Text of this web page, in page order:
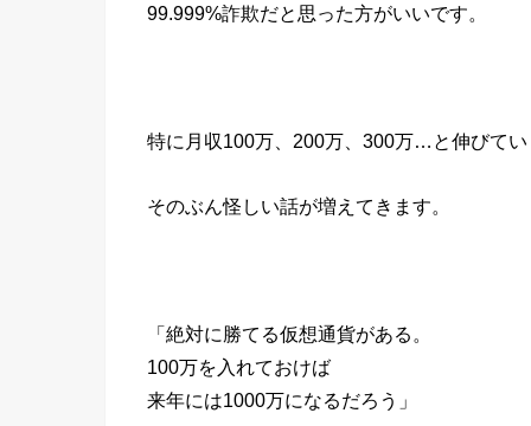
99.999%詐欺だと思った方がいいです。
特に月収100万、200万、300万…と伸びてい
そのぶん怪しい話が増えてきます。
「絶対に勝てる仮想通貨がある。
100万を入れておけば
来年には1000万になるだろう」